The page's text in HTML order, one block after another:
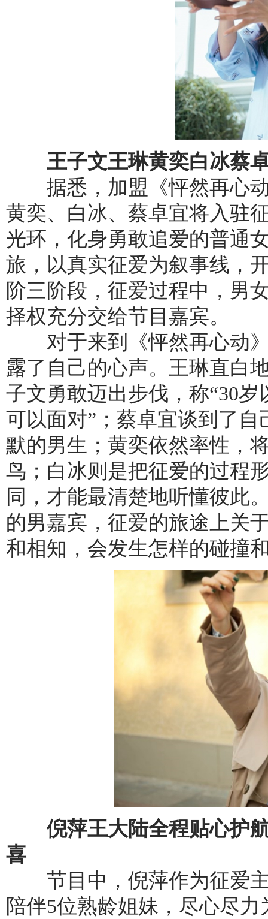
王子文王琳黄奕白冰蔡
据悉，加盟《怦然再心动
黄奕、白冰、蔡卓宜将入驻
光环，化身勇敢追爱的普通
旅，以真实征爱为叙事线，
阶三阶段，征爱过程中，男
择权充分交给节目嘉宾。
对于来到《怦然再心动》
露了自己的心声。王琳直白
子文勇敢迈出步伐，称“30
可以面对”；蔡卓宜谈到了
默的男生；黄奕依然率性，
鸟；白冰则是把征爱的过程
同，才能最清楚地听懂彼此
的男嘉宾，征爱的旅途上关
和相知，会发生怎样的碰撞
倪萍王大陆全程贴心护
喜
节目中，倪萍作为征爱主
陪伴5位熟龄姐妹，尽心尽